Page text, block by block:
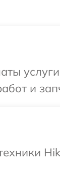
и